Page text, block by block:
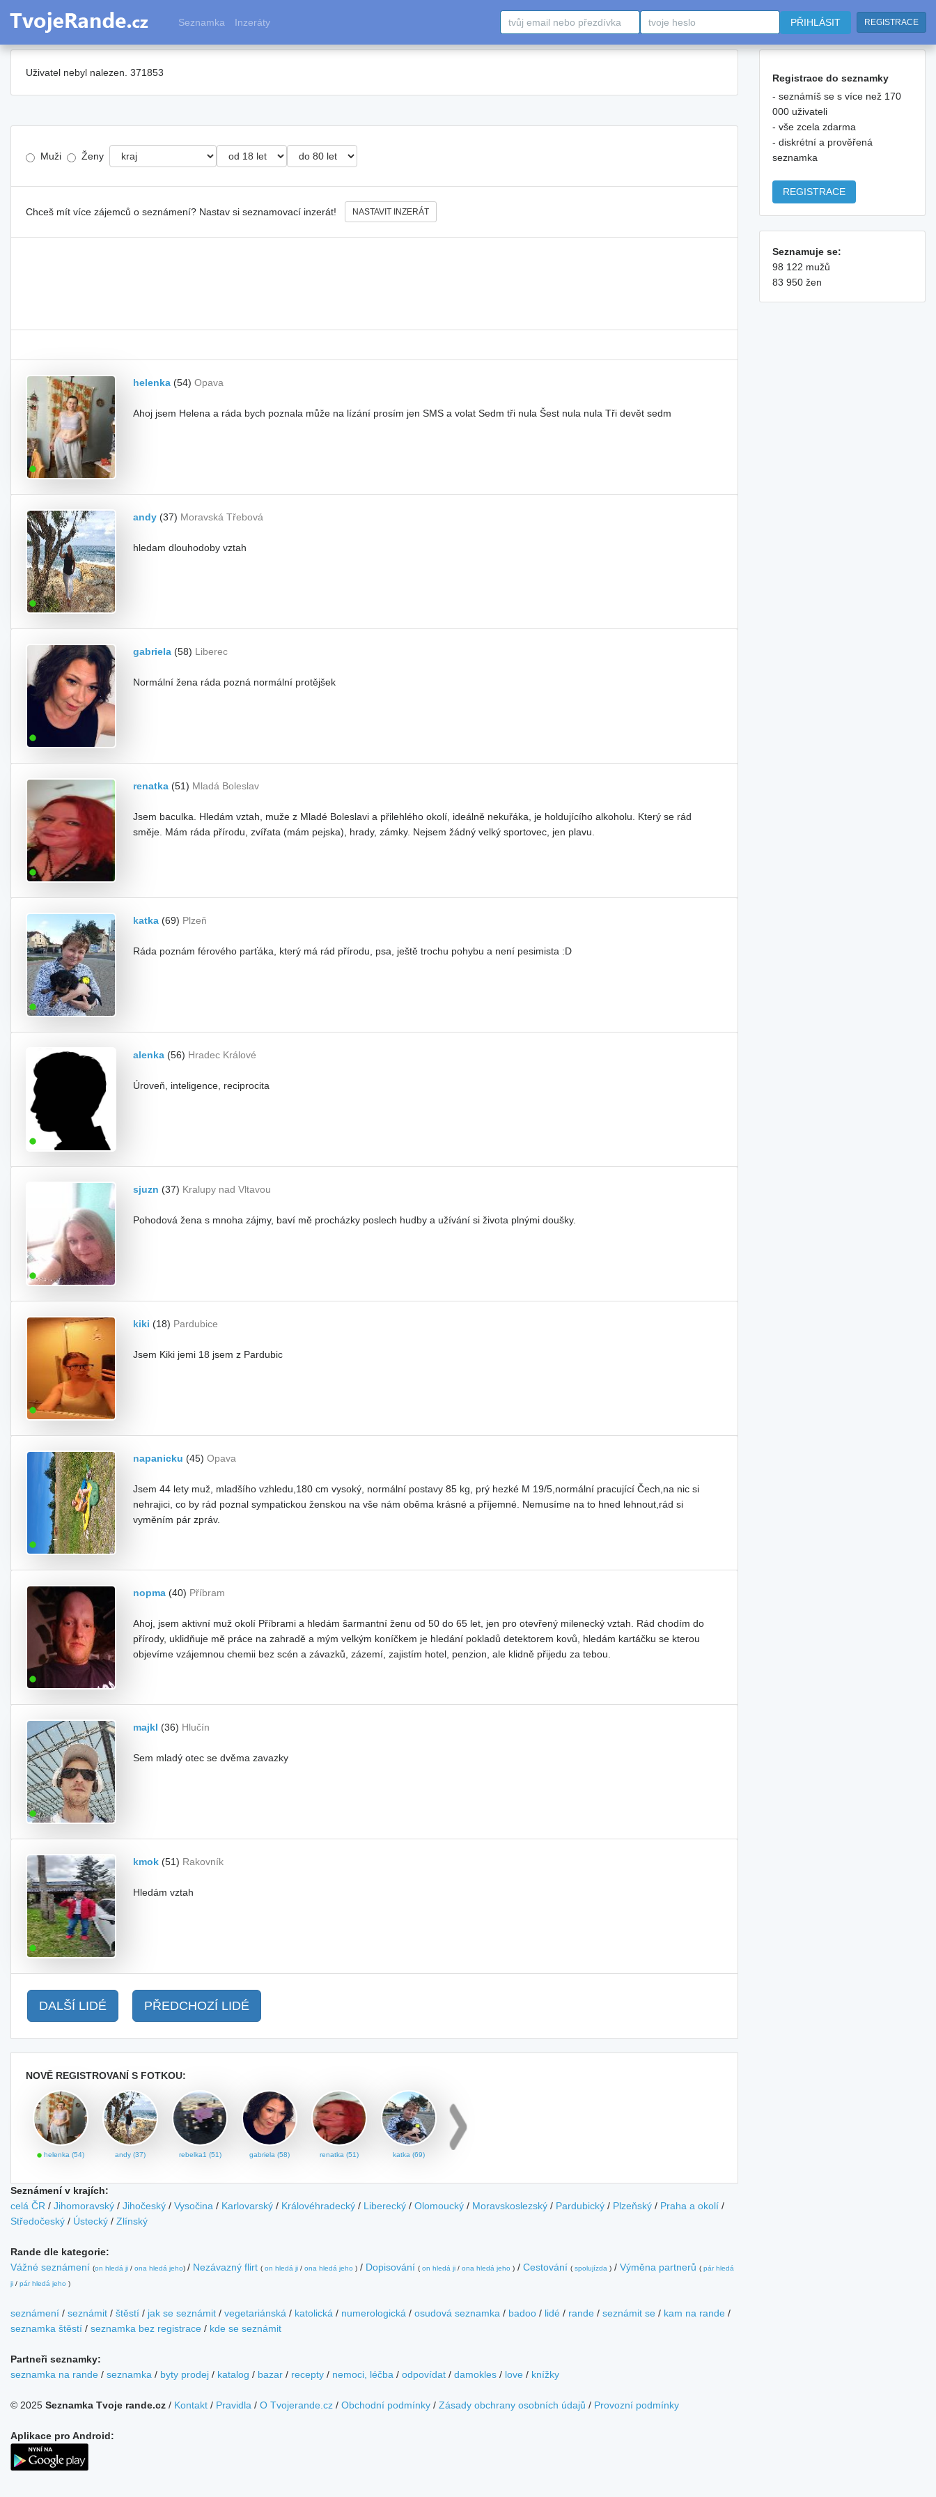
Seznamka Inzeráty PŘIHLÁSIT REGISTRACE
Uživatel nebyl nalezen. 371853
Muži Ženy
Chceš mít více zájemců o seznámení? Nastav si seznamovací inzerát! NASTAVIT INZERÁT
helenka (54) Opava
Ahoj jsem Helena a ráda bych poznala může na lízání prosím jen SMS a volat Sedm tři nula Šest nula nula Tři devět sedm
andy (37) Moravská Třebová
hledam dlouhodoby vztah
gabriela (58) Liberec
Normální žena ráda pozná normální protějšek
renatka (51) Mladá Boleslav
Jsem baculka. Hledám vztah, muže z Mladé Boleslavi a přilehlého okolí, ideálně nekuřáka, je holdujícího alkoholu. Který se rád
směje. Mám ráda přírodu, zvířata (mám pejska), hrady, zámky. Nejsem žádný velký sportovec, jen plavu.
katka (69) Plzeň
Ráda poznám férového parťáka, který má rád přírodu, psa, ještě trochu pohybu a není pesimista :D
alenka (56) Hradec Králové
Úroveň, inteligence, reciprocita
sjuzn (37) Kralupy nad Vltavou
Pohodová žena s mnoha zájmy, baví mě procházky poslech hudby a užívání si života plnými doušky.
kiki (18) Pardubice
Jsem Kiki jemi 18 jsem z Pardubic
napanicku (45) Opava
Jsem 44 lety muž, mladšího vzhledu,180 cm vysoký, normální postavy 85 kg, prý hezké M 19/5,normální pracující Čech,na nic si
nehrajici, co by rád poznal sympatickou ženskou na vše nám oběma krásné a příjemné. Nemusíme na to hned lehnout,rád si
vyměním pár zpráv.
nopma (40) Příbram
Ahoj, jsem aktivní muž okolí Příbrami a hledám šarmantní ženu od 50 do 65 let, jen pro otevřený milenecký vztah. Rád chodím do
přírody, uklidňuje mě práce na zahradě a mým velkým koníčkem je hledání pokladů detektorem kovů, hledám kartáčku se kterou
objevíme vzájemnou chemii bez scén a závazků, zázemí, zajistím hotel, penzion, ale klidně přijedu za tebou.
majkl (36) Hlučín
Sem mladý otec se dvěma zavazky
kmok (51) Rakovník
Hledám vztah
DALŠÍ LIDÉ PŘEDCHOZÍ LIDÉ
NOVĚ REGISTROVANÍ S FOTKOU:
helenka (54) andy (37) rebelka1 (51) gabriela (58) renatka (51) katka (69)
Seznámení v krajích:
celá ČR / Jihomoravský / Jihočeský / Vysočina / Karlovarský / Královéhradecký / Liberecký / Olomoucký / Moravskoslezský / Pardubický / Plzeňský / Praha a okolí /
Středočeský / Ústecký / Zlínský
Rande dle kategorie:
Vážné seznámení (on hledá ji / ona hledá jeho) / Nezávazný flirt ( on hledá ji / ona hledá jeho ) / Dopisování ( on hledá ji / ona hledá jeho ) / Cestování ( spolujízda ) / Výměna partnerů ( pár hledá
ji / pár hledá jeho )
seznámení / seznámit / štěstí / jak se seznámit / vegetariánská / katolická / numerologická / osudová seznamka / badoo / lidé / rande / seznámit se / kam na rande /
seznamka štěstí / seznamka bez registrace / kde se seznámit
Partneři seznamky:
seznamka na rande / seznamka / byty prodej / katalog / bazar / recepty / nemoci, léčba / odpovídat / damokles / love / knížky
© 2025 Seznamka Tvoje rande.cz / Kontakt / Pravidla / O Tvojerande.cz / Obchodní podmínky / Zásady obchrany osobních údajů / Provozní podmínky
Aplikace pro Android:
Registrace do seznamky
- seznámíš se s více než 170
000 uživateli
- vše zcela zdarma
- diskrétní a prověřená
seznamka
REGISTRACE
Seznamuje se:
98 122 mužů
83 950 žen